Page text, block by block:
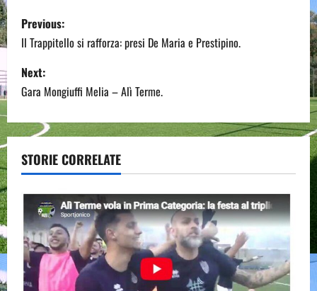
P
o
s
t
n
a
v
i
g
Previous:
Il Trappitello si rafforza: presi De Maria e Prestipino.
Next:
Gara Mongiuffi Melia – Alì Terme.
STORIE CORRELATE